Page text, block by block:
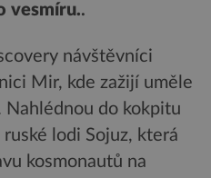
vesmíru..
návštěvníci
Mir, kde zažijí uměle
Nahlédnou do kokpitu
lodi Sojuz, která
kosmonautů na